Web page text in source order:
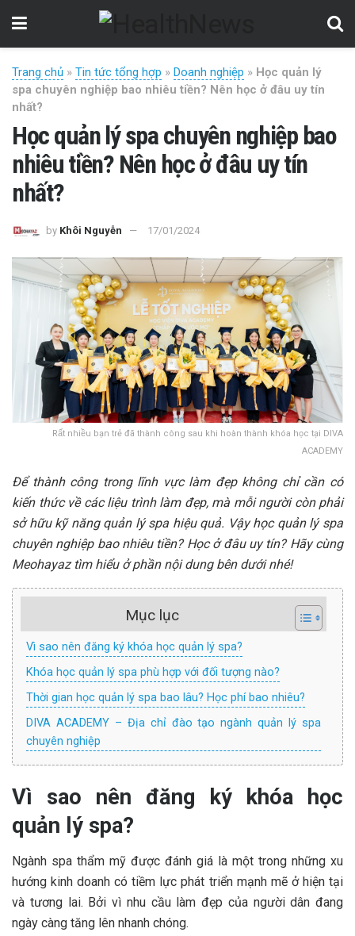
Trang chủ » Tin tức tổng hợp » Doanh nghiệp » Học quản lý
spa chuyên nghiệp bao nhiêu tiền? Nên học ở đâu uy tín
nhất?
Học quản lý spa chuyên nghiệp bao
nhiêu tiền? Nên học ở đâu uy tín
nhất?
by Khôi Nguyễn 17/01/2024
Rất nhiều bạn trẻ đã thành công sau khi hoàn thành khóa học tại DIVA
ACADEMY
Để thành công trong lĩnh vực làm đẹp không chỉ cần có
kiến thức về các liệu trình làm đẹp, mà mỗi người còn phải
sở hữu kỹ năng quản lý spa hiệu quả. Vậy học quản lý spa
chuyên nghiệp bao nhiêu tiền? Học ở đâu uy tín? Hãy cùng
Meohayaz tìm hiểu ở phần nội dung bên dưới nhé!
Mục lục
Vì sao nên đăng ký khóa học quản lý spa?
Khóa học quản lý spa phù hợp với đối tượng nào?
Thời gian học quản lý spa bao lâu? Học phí bao nhiêu?
DIVA ACADEMY – Địa chỉ đào tạo ngành quản lý spa
chuyên nghiệp
Vì sao nên đăng ký khóa học
quản lý spa?
Ngành spa thẩm mỹ được đánh giá là một trong những xu
hướng kinh doanh có tiềm lực phát triển mạnh mẽ ở hiện tại
và tương lai. Bởi vì nhu cầu làm đẹp của người dân đang
ngày càng tăng lên nhanh chóng.